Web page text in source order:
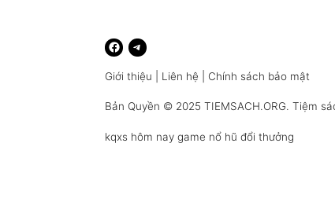
Giới thiệu Liên hệ Chính sách bảo mật
Bản Quyền © 2025TIEMSACH.ORG. Tiệm
kqxs hôm nay game nổ hũ đổi thưởng